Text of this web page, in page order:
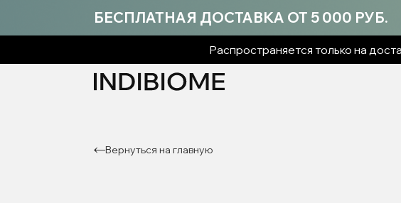
БЕСПЛАТНАЯ ДОСТАВКА ОТ 5 000 РУБ.
Распространяется только на
Вернуться на главную